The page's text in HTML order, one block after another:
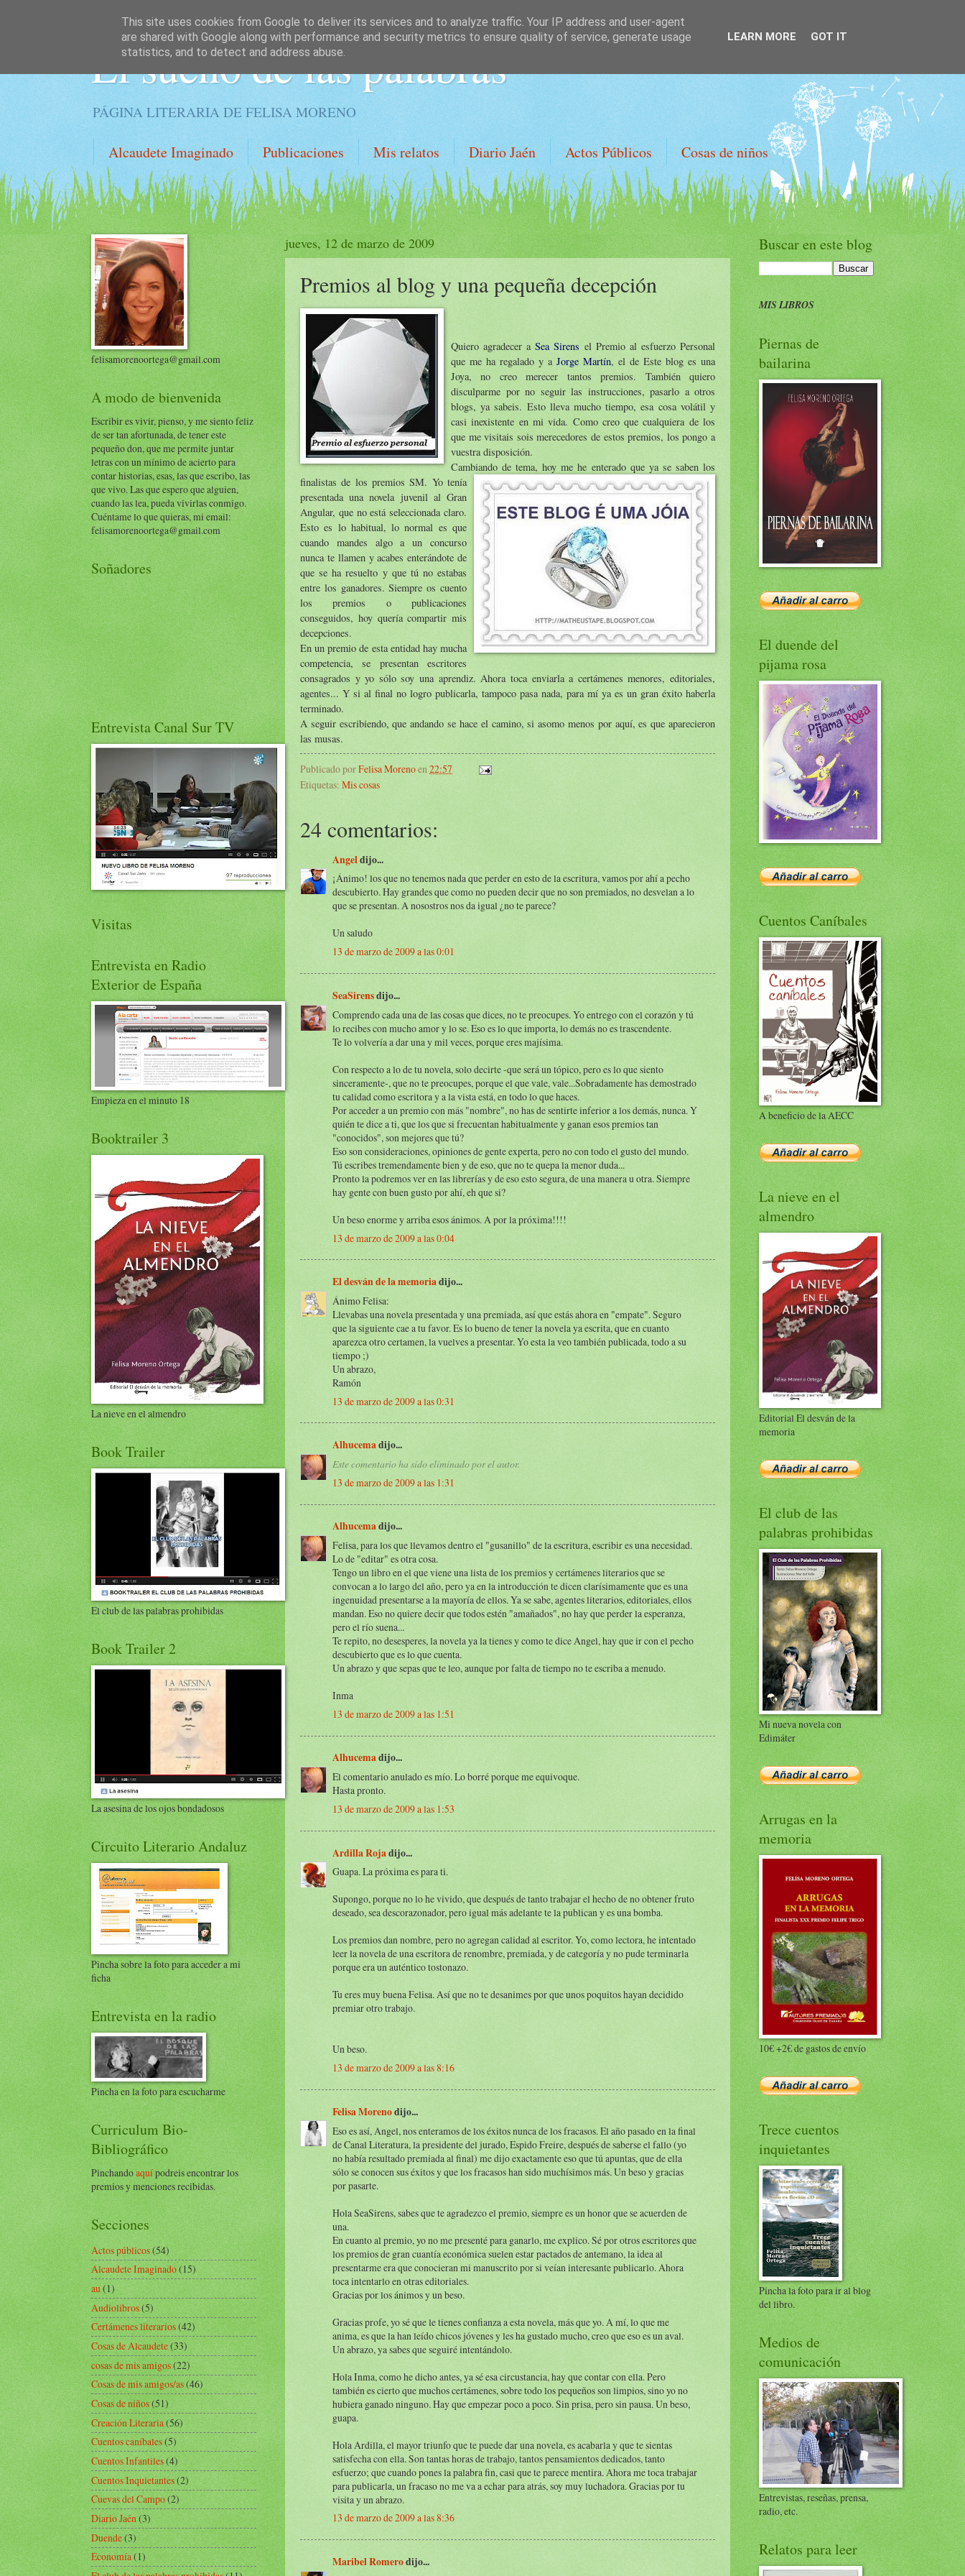
El sueño de las palabras
PÁGINA LITERARIA DE FELISA MORENO
Alcaudete Imaginado Publicaciones Mis relatos Diario Jaén Actos Públicos Cosas de niños
jueves, 12 de marzo de 2009
Premios al blog y una pequeña decepción
Quiero agradecer aSea Sirens el Premio al esfuerzo Personal
que me ha regalado y a Jorge Martín, el de Este blog es una
Joya, no creo merecer tantos premios. También quiero
disculparme por no seguir las instrucciones, pasarlo a otros
blogs, ya sabeis. Esto lleva mucho tiempo, esa cosa volátil y
casi inexistente en mi vida. Como creo que cualquiera de los
que me visitais sois merecedores de estos premios, los pongo a
vuestra disposición.
Cambiando de tema, hoy me he enterado que ya se saben los
finalistas de los premios SM. Yo tenía
presentada una novela juvenil al Gran
Angular, que no está seleccionada claro.
Esto es lo habitual, lo normal es que
cuando mandes algo a un concurso
nunca te llamen y acabes enterándote de
que se ha resuelto y que tú no estabas
entre los ganadores. Siempre os cuento
los premios o publicaciones
conseguidos, hoy quería compartir mis
decepciones.
En un premio de esta entidad hay mucha
competencia, se presentan escritores
consagrados y yo sólo soy una aprendiz. Ahora toca enviarla a certámenes menores, editoriales,
agentes... Y si al final no logro publicarla, tampoco pasa nada, para mí ya es un gran éxito haberla
terminado.
A seguir escribiendo, que andando se hace el camino, si asomo menos por aquí, es que aparecieron
las musas.
Publicado porFelisa Morenoen 22:57
Etiquetas: Mis cosas
24 comentarios:
Angeldijo...
¡Ánimo! los que no tenemos nada que perder en esto de la escritura, vamos por ahí a pecho
descubierto. Hay grandes que como no pueden decir que no son premiados, no desvelan a lo
que se presentan. A nosostros nos da igual ¿no te parece?
Un saludo
13 de marzo de 2009 a las 0:01
SeaSirensdijo...
Comprendo cada una de las cosas que dices, no te preocupes. Yo entrego con el corazón y tú
lo recibes con mucho amor y lo se. Eso es lo que importa, lo demás no es trascendente.
Te lo volvería a dar una y mil veces, porque eres majísima.
Con respecto a lo de tu novela, solo decirte -que será un tópico, pero es lo que siento
sinceramente-, que no te preocupes, porque el que vale, vale...Sobradamente has demostrado
tu calidad como escritora y a la vista está, en todo lo que haces.
Por acceder a un premio con más "nombre", no has de sentirte inferior a los demás, nunca. Y
quién te dice a ti, que los que si frecuentan habitualmente y ganan esos premios tan
"conocidos", son mejores que tú?
Eso son consideraciones, opiniones de gente experta, pero no con todo el gusto del mundo.
Tú escribes tremendamente bien y de eso, que no te quepa la menor duda...
Pronto la podremos ver en las librerías y de eso esto segura, de una manera u otra. Siempre
hay gente con buen gusto por ahí, eh que si?
Un beso enorme y arriba esos ánimos. A por la próxima!!!!
13 de marzo de 2009 a las 0:04
El desván de la memoriadijo...
Ánimo Felisa:
Llevabas una novela presentada y una premiada, así que estás ahora en "empate". Seguro
que la siguiente cae a tu favor. Es lo bueno de tener la novela ya escrita, que en cuanto
aparezca otro certamen, la vuelves a presentar. Yo esta la veo también publicada, todo a su
tiempo ;)
Un abrazo,
Ramón
13 de marzo de 2009 a las 0:31
Alhucemadijo...
Este comentario ha sido eliminado por el autor.
13 de marzo de 2009 a las 1:31
Alhucemadijo...
Felisa, para los que llevamos dentro el "gusanillo" de la escritura, escribir es una necesidad.
Lo de "editar" es otra cosa.
Tengo un libro en el que viene una lista de los premios y certámenes literarios que se
convocan a lo largo del año, pero ya en la introducción te dicen clarísimamente que es una
ingenuidad presentarse a la mayoría de ellos. Ya se sabe, agentes literarios, editoriales, ellos
mandan. Eso no quiere decir que todos estén "amañados", no hay que perder la esperanza,
pero el río suena...
Te repito, no desesperes, la novela ya la tienes y como te dice Angel, hay que ir con el pecho
descubierto que es lo que cuenta.
Un abrazo y que sepas que te leo, aunque por falta de tiempo no te escriba a menudo.
Inma
13 de marzo de 2009 a las 1:51
Alhucemadijo...
El comentario anulado es mío. Lo borré porque me equivoque.
Hasta pronto.
13 de marzo de 2009 a las 1:53
Ardilla Rojadijo...
Guapa. La próxima es para ti.
Supongo, porque no lo he vivido, que después de tanto trabajar el hecho de no obtener fruto
deseado, sea descorazonador, pero igual más adelante te la publican y es una bomba.
Los premios dan nombre, pero no agregan calidad al escritor. Yo, como lectora, he intentado
leer la novela de una escritora de renombre, premiada, y de categoría y no pude terminarla
porque era un auténtico tostonazo.
Tu eres muy buena Felisa. Así que no te desanimes por que unos poquitos hayan decidido
premiar otro trabajo.
Un beso.
13 de marzo de 2009 a las 8:16
Felisa Morenodijo...
Eso es así, Angel, nos enteramos de los éxitos nunca de los fracasos. El año pasado en la final
de Canal Literatura, la presidente del jurado, Espido Freire, después de saberse el fallo (yo
no había resultado premiada al final) me dijo exactamente eso que tú apuntas, que de ella
sólo se conocen sus éxitos y que los fracasos han sido muchísimos más. Un beso y gracias
por pasarte.
Hola SeaSirens, sabes que te agradezco el premio, siempre es un honor que se acuerden de
una.
En cuanto al premio, yo no me presenté para ganarlo, me explico. Sé por otros escritores que
los premios de gran cuantía económica suelen estar pactados de antemano, la idea al
presentarme era que conocieran mi manuscrito por si veían interesante publicarlo. Ahora
toca intentarlo en otras editoriales.
Gracias por los ánimos y un beso.
Gracias profe, yo sé que le tienes confianza a esta novela, más que yo. A mí, lo que me
anima, es que la han leído chicos jóvenes y les ha gustado mucho, creo que eso es un aval.
Un abrazo, ya sabes que seguiré intentándolo.
Hola Inma, como he dicho antes, ya sé esa circustancia, hay que contar con ella. Pero
también es cierto que muchos certámenes, sobre todo los pequeños son limpios, sino yo no
hubiera ganado ninguno. Hay que empezar poco a poco. Sin prisa, pero sin pausa. Un beso,
guapa.
Hola Ardilla, el mayor triunfo que te puede dar una novela, es acabarla y que te sientas
satisfecha con ella. Son tantas horas de trabajo, tantos pensamientos dedicados, tanto
esfuerzo; que cuando pones la palabra fin, casi que te parece mentira. Ahora me toca trabajar
para publicarla, un fracaso no me va a echar para atrás, soy muy luchadora. Gracias por tu
visita y un abrazo.
13 de marzo de 2009 a las 8:36
Maribel Romerodijo...
felisamorenoortega@gmail.com
A modo de bienvenida
Escribir es vivir, pienso, y me siento feliz
de ser tan afortunada, de tener este
pequeño don, que me permite juntar
letras con un mínimo de acierto para
contar historias, esas, las que escribo, las
que vivo. Las que espero que alguien,
cuando las lea, pueda vivirlas conmigo.
Cuéntame lo que quieras, mi email:
felisamorenoortega@gmail.com
Soñadores
Entrevista Canal Sur TV
Visitas
Entrevista en Radio
Exterior de España
Empieza en el minuto 18
Booktrailer 3
La nieve en el almendro
Book Trailer
El club de las palabras prohibidas
Book Trailer 2
La asesina de los ojos bondadosos
Circuito Literario Andaluz
Pincha sobre la foto para acceder a mi
ficha
Entrevista en la radio
Pincha en la foto para escucharme
Curriculum Bio-
Bibliográfico
Pinchandoaquípodreis encontrar los
premios y menciones recibidas.
Secciones
Actos públicos(54)
Alcaudete Imaginado(15)
au(1)
Audiolibros(5)
Certámenes literarios(42)
Cosas de Alcaudete(33)
cosas de mis amigos(22)
Cosas de mis amigos/as(46)
Cosas de niños(51)
Creación Literaria(56)
Cuentos caníbales(5)
Cuentos Infantiles(4)
Cuentos Inquietantes(2)
Cuevas del Campo(2)
Diario Jaén(3)
Duende(3)
Economía(1)
Buscar en este blog
MIS LIBROS
Piernas de
bailarina
El duende del
pijama rosa
Cuentos Caníbales
A beneficio de la AECC
La nieve en el
almendro
Editorial El desván de la
memoria
El club de las
palabras prohibidas
Mi nueva novela con
Edimáter
Arrugas en la
memoria
10€ +2€ de gastos de envío
Trece cuentos
inquietantes
Pincha la foto para ir al blog
del libro.
Medios de
comunicación
Entrevistas, reseñas, prensa,
radio, etc.
Relatos para leer
This site uses cookies from Google to deliver its services and to analyze traffic. Your IP address and user-agent
are shared with Google along with performance and security metrics to ensure quality of service, generate usage
statistics, and to detect and address abuse.
LEARN MORE GOT IT